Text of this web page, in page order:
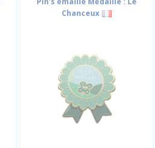
Chanceux